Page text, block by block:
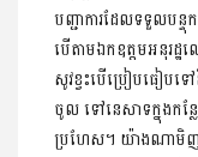
បញ្ជាការ​ដែល​ទទួលបន្ទុក
បើតាមឯកឧត្តមអនុរដ្ឋ
សូវខ្វះ​បើប្រៀបធៀបទ
ចូល ទៅ​នេសាទក្នុងកន្ល
ប្រហែស​។ យ៉ាងណាមិញ